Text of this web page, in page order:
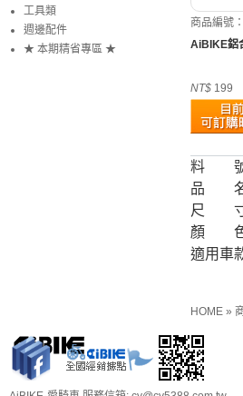
商品編號
AiBIKE鋁
NT$ 199
料
品
尺
顏
適用車
HOME »
工具類
週邊配件
★ 本期精省專區 ★